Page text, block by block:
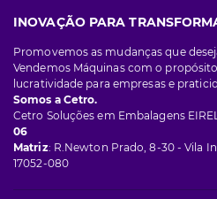
INOVAÇÃO PARA
Promovemos as mudanças que
Vendemos Máquinas com o
lucratividade para empresas e
Somos a Cetro.
Cetro Soluções em Embalagens
06
Matriz: R.Newton Prado, 8-30 - Vila
17052-080